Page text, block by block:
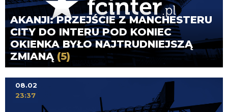
AKANJI: PRZEJŚCIE Z MANCHESTERU
CITY DO INTERU POD KONIEC
OKIENKA BYŁO NAJTRUDNIEJSZĄ
ZMIANĄ (5)
08.02
23:37